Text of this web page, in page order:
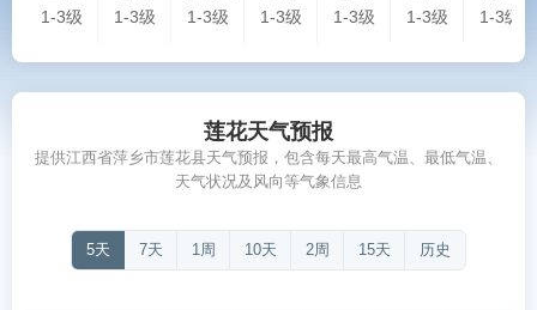
1-3级
1-3级
1-3级
1-3级
1-3级
1-3级
1-3级
莲花天气预报
提供江西省萍乡市莲花县天气预报，包含每天最高气温、最低气温、
天气状况及风向等气象信息
5天 7天 1周 10天 2周 15天 历史